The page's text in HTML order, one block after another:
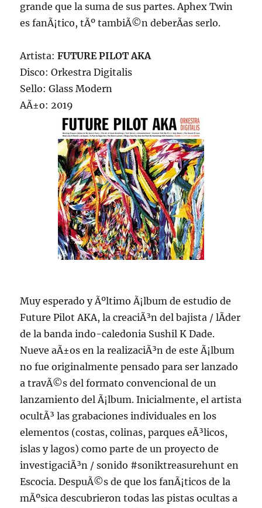
grande que la suma de sus partes. Aphex Twin
es fanÃ¡tico, tÃº tambiÃ©n deberÃ­as serlo.
Artista:FUTURE PILOT AKA
Disco: Orkestra Digitalis
Sello: Glass Modern
AÃ±o: 2019
Muy esperado y Ãºltimo Ã¡lbum de estudio de
Future Pilot AKA, la creaciÃ³n del bajista / lÃ­der
de la banda indo-caledonia Sushil K Dade.
Nueve aÃ±os en la realizaciÃ³n de este Ã¡lbum
no fue originalmente pensado para ser lanzado
a travÃ©s del formato convencional de un
lanzamiento del Ã¡lbum. Inicialmente, el artista
ocultÃ³ las grabaciones individuales en los
elementos (costas, colinas, parques eÃ³licos,
islas y lagos) como parte de un proyecto de
investigaciÃ³n / sonido #soniktreasurehunt en
Escocia. DespuÃ©s de que los fanÃ¡ticos de la
mÃºsica descubrieron todas las pistas ocultas a